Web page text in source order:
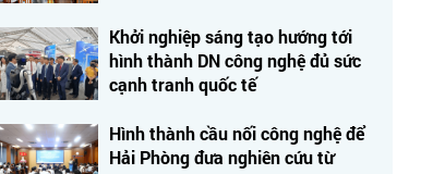
Khởi nghiệp sáng tạo hướng tới
hình thành DN công nghệ đủ sức
cạnh tranh quốc tế
Hình thành cầu nối công nghệ để
Hải Phòng đưa nghiên cứu từ